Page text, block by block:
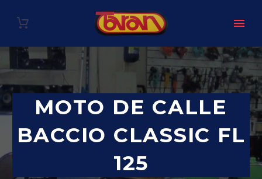
MOTO DE CALLE
BACCIO CLASSIC FL
125